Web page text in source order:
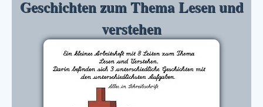
Geschichten zum Thema Lesen und
verstehen